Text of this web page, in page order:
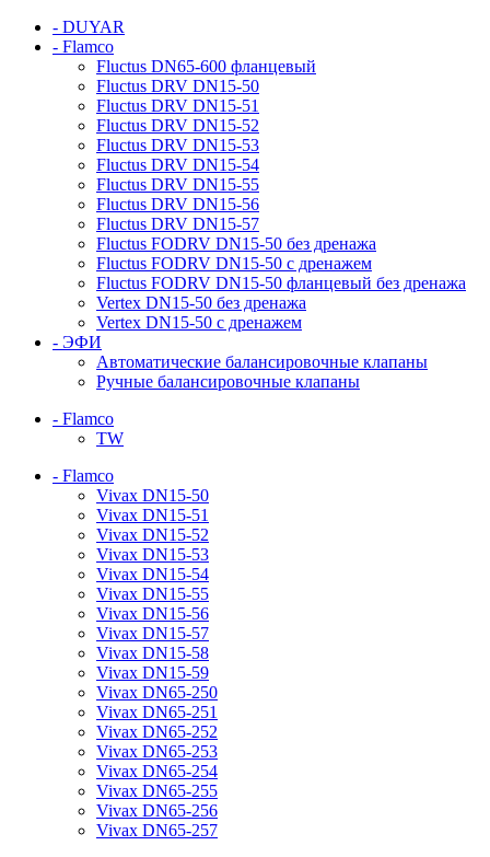
- DUYAR
- Flamco
Fluctus DN65-600 фланцевый
Fluctus DRV DN15-50
Fluctus DRV DN15-51
Fluctus DRV DN15-52
Fluctus DRV DN15-53
Fluctus DRV DN15-54
Fluctus DRV DN15-55
Fluctus DRV DN15-56
Fluctus DRV DN15-57
Fluctus FODRV DN15-50 без дренажа
Fluctus FODRV DN15-50 с дренажем
Fluctus FODRV DN15-50 фланцевый без дренажа
Vertex DN15-50 без дренажа
Vertex DN15-50 с дренажем
- ЭФИ
Автоматические балансировочные клапаны
Ручные балансировочные клапаны
- Flamco
TW
- Flamco
Vivax DN15-50
Vivax DN15-51
Vivax DN15-52
Vivax DN15-53
Vivax DN15-54
Vivax DN15-55
Vivax DN15-56
Vivax DN15-57
Vivax DN15-58
Vivax DN15-59
Vivax DN65-250
Vivax DN65-251
Vivax DN65-252
Vivax DN65-253
Vivax DN65-254
Vivax DN65-255
Vivax DN65-256
Vivax DN65-257